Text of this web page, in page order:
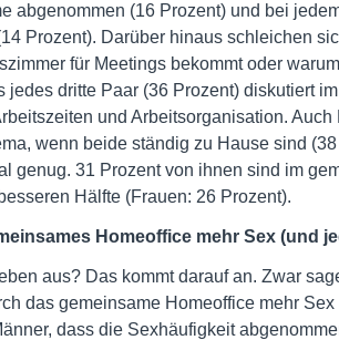
abgenommen (16 Prozent) und bei
Prozent). Darüber hinaus schleichen
für Meetings bekommt oder
jedes dritte Paar (36 Prozent) diskutiert
und Arbeitsorganisation.
wenn beide ständig zu Hause sind
genug. 31 Prozent von ihnen sind im
Hälfte (Frauen: 26 Prozent).
Homeoffice mehr Sex (und
aus? Das kommt darauf an. Zwar
das gemeinsame Homeoffice mehr
dass die Sexhäufigkeit